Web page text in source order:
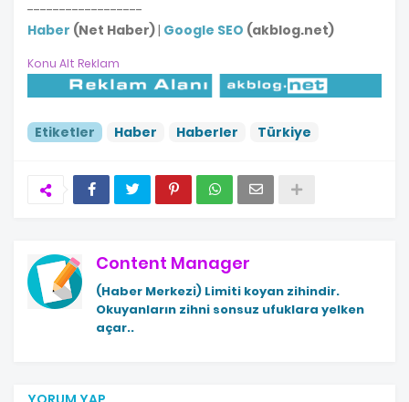
------------------
Haber (Net Haber)| Google SEO (akblog.net)
Konu Alt Reklam
Etiketler Haber Haberler Türkiye
Content Manager
(Haber Merkezi) Limiti koyan zihindir.
Okuyanların zihni sonsuz ufuklara yelken
açar..